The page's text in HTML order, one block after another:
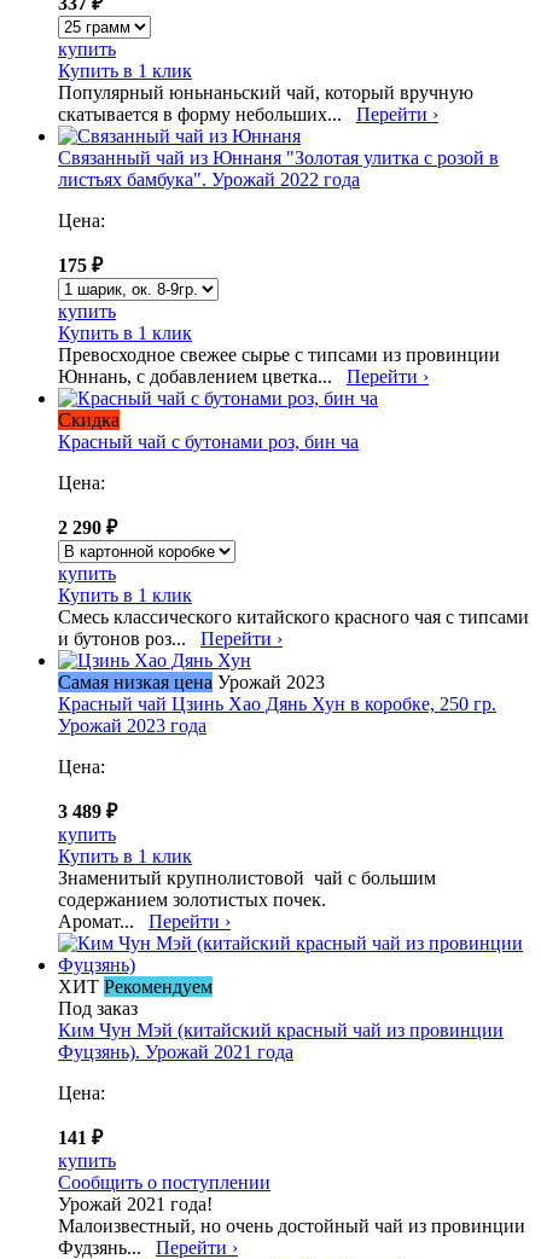
купить
Купить в 1 клик
Популярный юньнаньский чай, который вручную
скатывается в форму небольших... Перейти ›
Связанный чай из Юннаня "Золотая улитка с розой в
листьях бамбука". Урожай 2022 года
Цена:
175 ₽
купить
Купить в 1 клик
Превосходное свежее сырье с типсами из провинции
Юннань, с добавлением цветка... Перейти ›
Скидка
Красный чай с бутонами роз, бин ча
Цена:
2 290 ₽
купить
Купить в 1 клик
Смесь классического китайского красного чая с типсами
и бутонов роз... Перейти ›
Самая низкая цена Урожай 2023
Красный чай Цзинь Хао Дянь Хун в коробке, 250 гр.
Урожай 2023 года
Цена:
3 489 ₽
купить
Купить в 1 клик
Знаменитый крупнолистовой чай с большим
содержанием золотистых почек.
Аромат... Перейти ›
ХИТ Рекомендуем
Под заказ
Ким Чун Мэй (китайский красный чай из провинции
Фуцзянь). Урожай 2021 года
Цена:
141 ₽
купить
Сообщить о поступлении
Урожай 2021 года!
Малоизвестный, но очень достойный чай из провинции
Фудзянь... Перейти ›